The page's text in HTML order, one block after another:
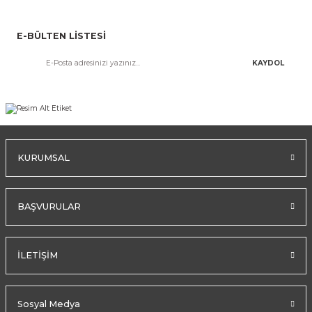
E-BÜLTEN LİSTESİ
KAYDOL
KURUMSAL
BAŞVURULAR
İLETİŞİM
Sosyal Medya